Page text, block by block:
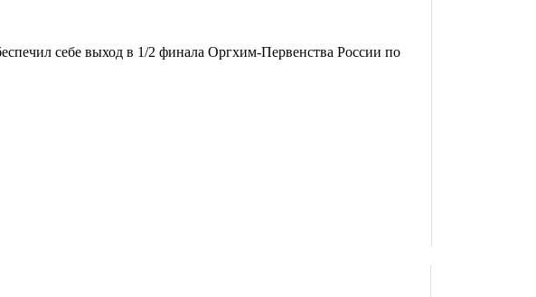
себе выход в 1/2 финала Оргхим-Первенства России по